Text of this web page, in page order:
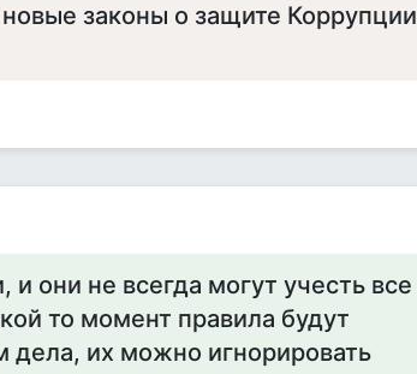
законы о защите Коррупции
они не всегда могут учесть все
то момент правила будут
дела, их можно игнорировать